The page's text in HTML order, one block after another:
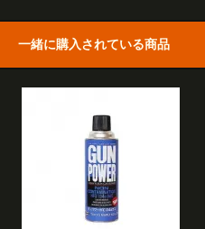
一緒に購入されている商品